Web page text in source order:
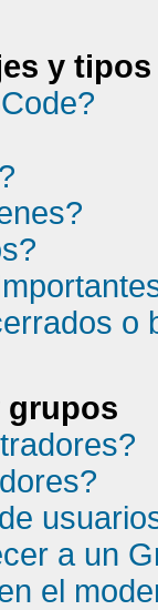
y
o
grupos
a un
el